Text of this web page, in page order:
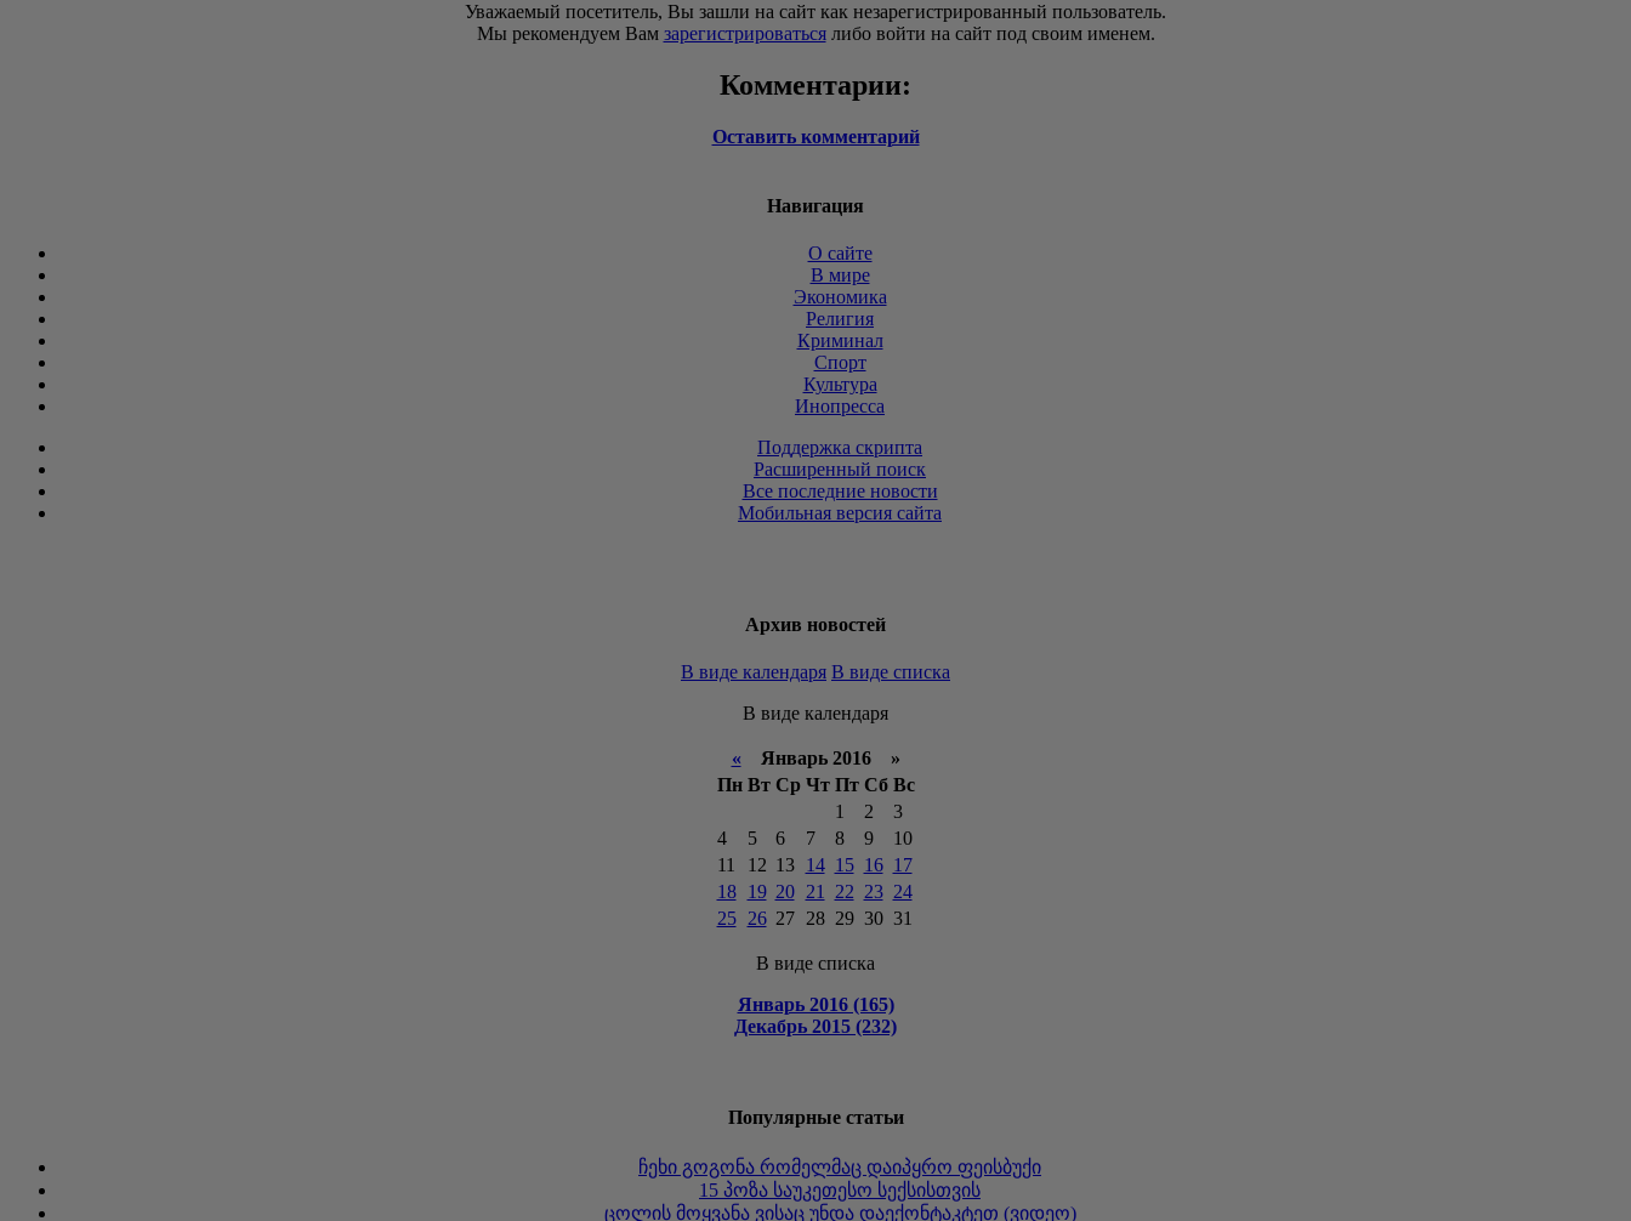
Уважаемый посетитель, Вы зашли на сайт как незарегистрированный пользователь.
Мы рекомендуем Вам зарегистрироватьсялибо войти на сайт под своим именем.
Комментарии:
Оставить комментарий
Навигация
О сайте
В мире
Экономика
Религия
Криминал
Спорт
Культура
Инопресса
Поддержка скрипта
Расширенный поиск
Все последние новости
Мобильная версия сайта
Архив новостей
В виде календаря В виде списка
В виде календаря
« Январь 2016 »
Пн Вт Ср Чт Пт Сб Вс
1
2
3
4
5 6 7 8 9
10
11
12 13 14 15 16 17
18
19 20 21 22 23 24
25
26 27 28 29 30 31
В виде списка
Январь 2016 (165)
Декабрь 2015 (232)
Популярные статьи
ჩეხი გოგონა რომელმაც დაიპყრო ფეისბუქი
15 პოზა საუკეთესო სექსისთვის
ცოლის მოყვანა ვისაც უნდა დაექონტაკტეთ (ვიდეო)